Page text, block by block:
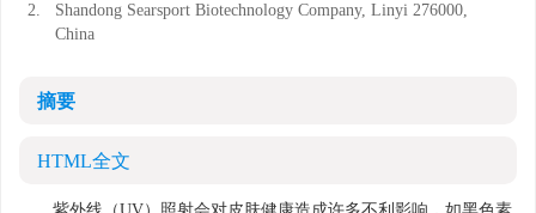
2.
Shandong Searsport Biotechnology Company, Linyi 276000,
China
摘要
HTML全文